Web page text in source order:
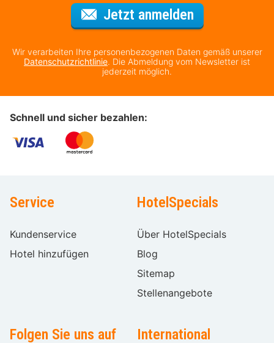
Jetzt anmeldenFür den
Wir verarbeiten Ihre personenbezogenen Daten gemäß unserer
Datenschutzrichtlinie. Die Abmeldung vom Newsletter ist
jederzeit möglich.
Schnell und sicher bezahlen:
Service
Kundenservice
Hotel hinzufügen
HotelSpecials
Über HotelSpecials
Blog
Sitemap
Stellenangebote
Folgen Sie uns auf International